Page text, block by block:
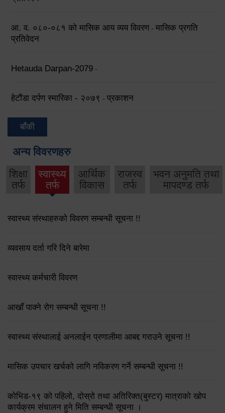
आ. व. ०८०-०८१ को मासिक आय व्यय विवरण - मासिक प्रगति
प्रतिवेदन
Hetauda Darpan-2079 -
हेटौंडा दर्पण स्मारिका - २०७९ - प्रकाशन
बाँकी
अन्य विवरणहरु
शिक्षा
तर्फ
स्वास्थ्य
तर्फ
आर्थिक
विकास
राजस्व
तर्फ
भवन अनुमति तथा
मापदण्ड तर्फ
स्वास्थ्य संस्थाहरुको विवरण सम्बन्धी सूचना !!
व्यवसाय दर्ता गरि दिने बारेमा
स्वास्थ्य कर्मचारी विवरण
आखाँ पाक्ने रोग सम्बन्धी सूचना !!
स्वास्थ्य संस्थालाई अनलाईन प्रणालीमा आबद्द गराउने सूचना !!
मासिक उपचार खर्चको लागि नविकरण गर्ने सम्बन्धी सूचना !!
कोभिड-१९ को पहिलो, दोस्रो तथा अतिरिक्त(बुस्टर) मात्राको खोप
कार्यक्रम संचालन हुने मिति सम्बन्धी सूचना ।